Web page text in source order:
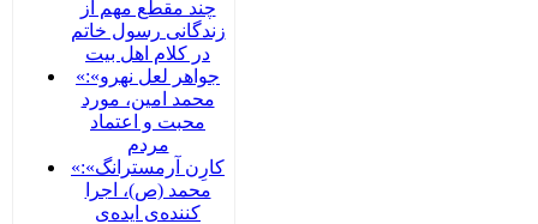
چند مقطع مهم از
زندگانی رسول خاتم
در کلام اهل بیت
«جواهر لعل نهرو»:
محمد امین، مورد
محبت و اعتماد
مردم
«کارِن آرمسترانگ»:
محمد (ص)، اجرا
کننده‌ی ایده‌ی